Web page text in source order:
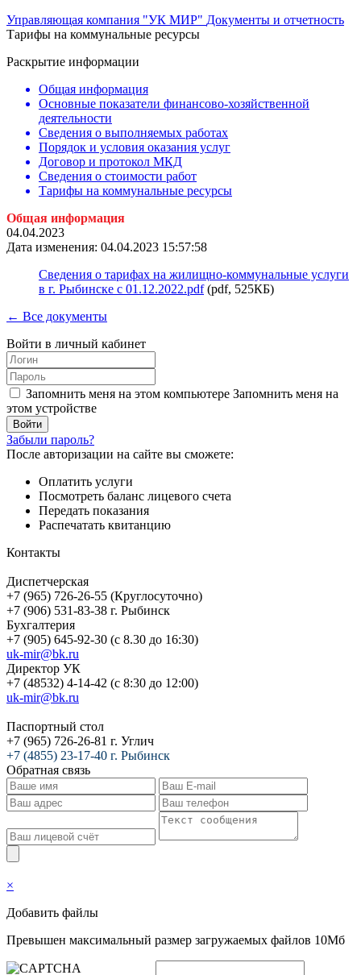
Управляющая компания "УК МИР" Документы и отчетность
Тарифы на коммунальные ресурсы
Раскрытие информации
Общая информация
Основные показатели финансово-хозяйственной
деятельности
Сведения о выполняемых работах
Порядок и условия оказания услуг
Договор и протокол МКД
Сведения о стоимости работ
Тарифы на коммунальные ресурсы
Общая информация
04.04.2023
Дата изменения: 04.04.2023 15:57:58
Сведения о тарифах на жилищно-коммунальные услуги
в г. Рыбинске с 01.12.2022.pdf(pdf, 525КБ)
← Все документы
Войти в личный кабинет
Запомнить меня на этом компьютере Запомнить меня на
этом устройстве
Забыли пароль?
После авторизации на сайте вы сможете:
Оплатить услуги
Посмотреть баланс лицевого счета
Передать показания
Распечатать квитанцию
Контакты
Диспетчерская
+7 (965) 726-26-55 (Круглосуточно)
+7 (906) 531-83-38 г. Рыбинск
Бухгалтерия
+7 (905) 645-92-30 (с 8.30 до 16:30)
uk-mir@bk.ru
Директор УК
+7 (48532) 4-14-42 (с 8:30 до 12:00)
uk-mir@bk.ru
Паспортный стол
+7 (965) 726-26-81 г. Углич
+7 (4855) 23-17-40 г. Рыбинск
Обратная связь
×
Добавить файлы
Превышен максимальный размер загружаемых файлов 10Мб